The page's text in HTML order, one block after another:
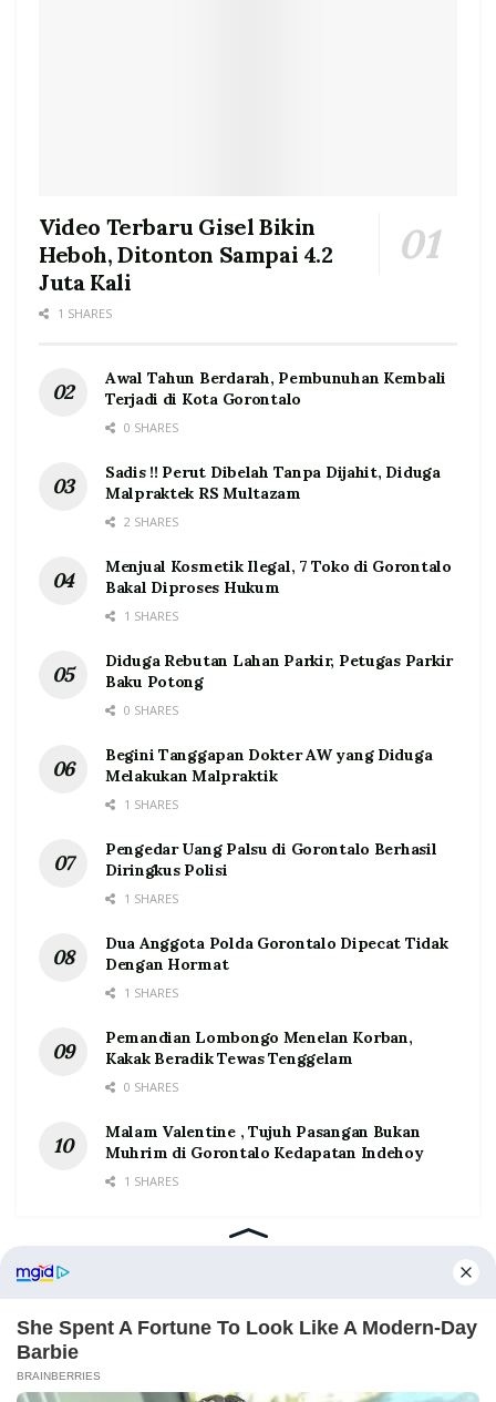
Video Terbaru Gisel Bikin
Heboh, Ditonton Sampai 4.2
Juta Kali
1 SHARES
Awal Tahun Berdarah, Pembunuhan Kembali
Terjadi di Kota Gorontalo
0 SHARES
Sadis !! Perut Dibelah Tanpa Dijahit, Diduga
Malpraktek RS Multazam
2 SHARES
Menjual Kosmetik Ilegal, 7 Toko di Gorontalo
Bakal Diproses Hukum
1 SHARES
Diduga Rebutan Lahan Parkir, Petugas Parkir
Baku Potong
0 SHARES
Begini Tanggapan Dokter AW yang Diduga
Melakukan Malpraktik
1 SHARES
Pengedar Uang Palsu di Gorontalo Berhasil
Diringkus Polisi
1 SHARES
Dua Anggota Polda Gorontalo Dipecat Tidak
Dengan Hormat
1 SHARES
Pemandian Lombongo Menelan Korban,
Kakak Beradik Tewas Tenggelam
0 SHARES
Malam Valentine , Tujuh Pasangan Bukan
Muhrim di Gorontalo Kedapatan Indehoy
1 SHARES
Home Tentang Kontak Redaksi Pedoman Media Siber